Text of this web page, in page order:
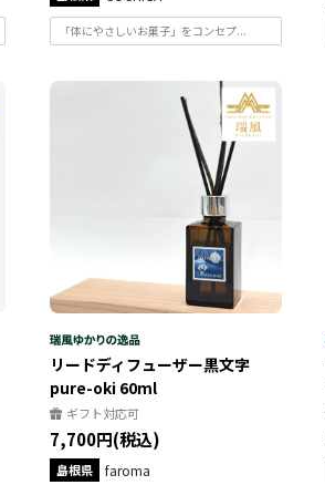
「体にやさしいお菓子」をコンセプ...
リードディフューザー黒文字
pure-oki 60ml
ギフト対応可
7,700円(税込)
島根県 faroma